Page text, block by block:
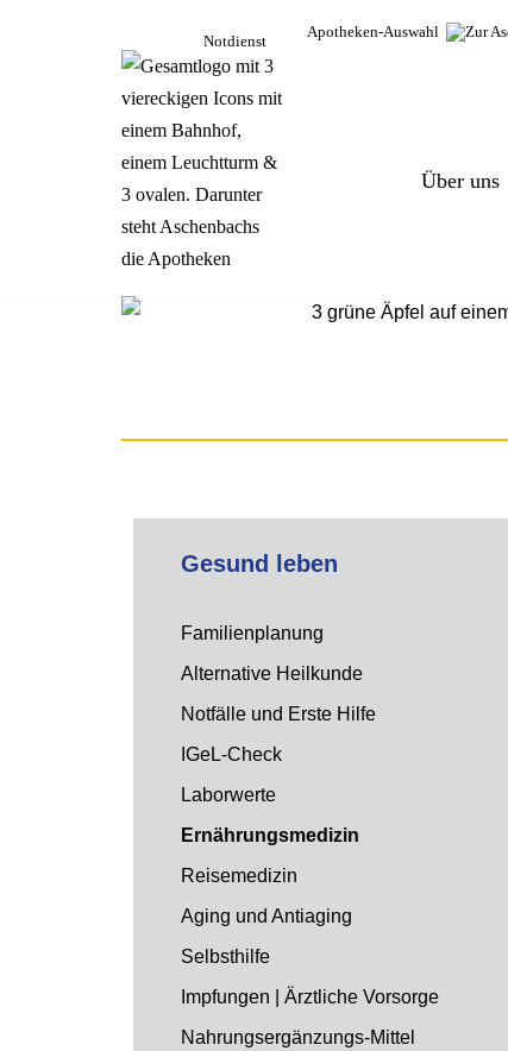
Notdienst
Apotheken-Auswahl
Über uns
Gesund leben
Familienplanung
Alternative Heilkunde
Notfälle und Erste Hilfe
IGeL-Check
Laborwerte
Ernährungsmedizin
Reisemedizin
Aging und Antiaging
Selbsthilfe
Impfungen | Ärztliche Vorsorge
Nahrungsergänzungs-Mittel